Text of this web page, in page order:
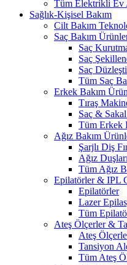
Tüm Elektrikli Ev
Sağlık-Kişisel Bakım
Cilt Bakım
Saç Bakım
Saç
Saç
Saç
Tüm Saç
Erkek Bakım
Tıraş
Saç &
Tüm Erkek
Ağız Bakım
Şarjlı Diş
Ağız Duşları
Tüm Ağız
Epilatörler & IPL
Epilatörler
Lazer
Tüm
Ateş Ölçerler &
Ateş
Tansiyon
Tüm Ateş